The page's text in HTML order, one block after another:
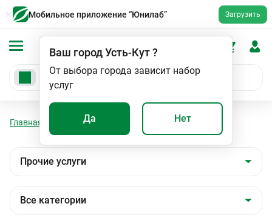
Мобильное приложение “Юнилаб” Загрузить
Ваш городУсть-Кут?
От выбора города зависит набор
услуг
Да Нет
Главная Мед. услуги Прочие услуги